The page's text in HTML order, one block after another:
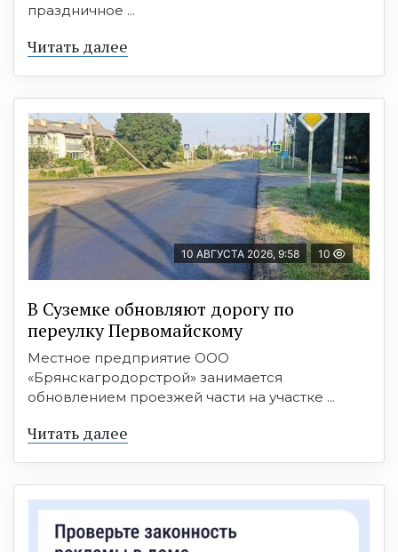
праздничное ...
Читать далее
10 АВГУСТА 2026, 9:58 10
В Суземке обновляют дорогу по
переулку Первомайскому
Местное предприятие ООО
«Брянскагродорстрой» занимается
обновлением проезжей части на участке ...
Читать далее